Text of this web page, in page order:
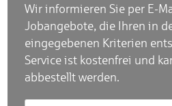
Wir informieren Sie per E-
Jobangebote, die Ihren in
eingegebenen Kriterien
Service ist kostenfrei und
abbestellt werden.